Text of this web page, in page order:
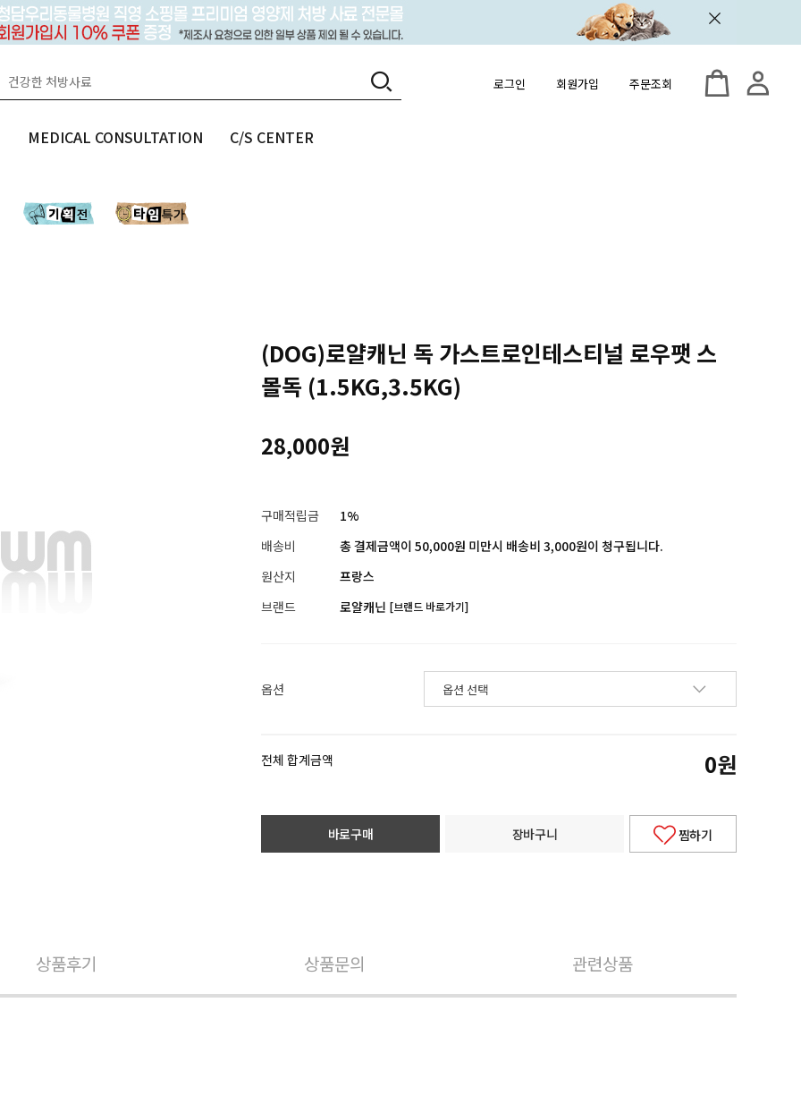
로그인 회원가입 주문조회
MEDICAL CONSULTATION C/S CENTER
(DOG)로얄캐닌 독 가스트로인테스티널 로우팻 스
몰독 (1.5KG,3.5KG)
28,000원
구매적립금
1%
배송비
총 결제금액이 50,000원 미만시 배송비 3,000원이 청구됩니다.
원산지
프랑스
브랜드
로얄캐닌 [브랜드 바로가기]
옵션
전체 합계금액 0원
바로구매 장바구니 찜하기
상품후기 상품문의 관련상품